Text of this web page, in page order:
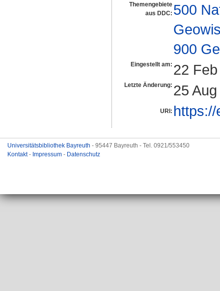
Themengebiete
aus DDC: 500
900
Eingestellt am: 22
Letzte Änderung: 25
URI:
Universitätsbibliothek Bayreuth - 95447 Bayreuth - Tel. 0921/553450
Kontakt- Impressum - Datenschutz